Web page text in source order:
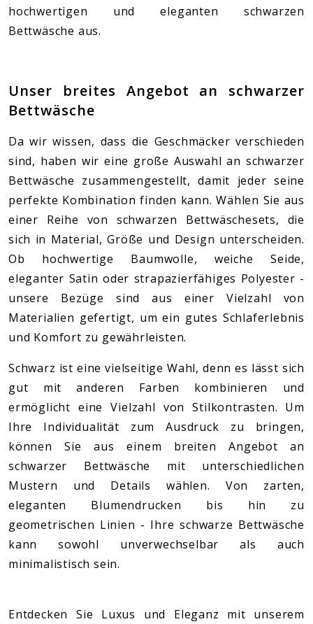
hochwertigen und eleganten schwarzen
Bettwäsche aus.
Unser breites Angebot an schwarzer
Bettwäsche
Da wir wissen, dass die Geschmäcker verschieden
sind, haben wir eine große Auswahl an schwarzer
Bettwäsche zusammengestellt, damit jeder seine
perfekte Kombination finden kann. Wählen Sie aus
einer Reihe von schwarzen Bettwäschesets, die
sich in Material, Größe und Design unterscheiden.
Ob hochwertige Baumwolle, weiche Seide,
eleganter Satin oder strapazierfähiges Polyester -
unsere Bezüge sind aus einer Vielzahl von
Materialien gefertigt, um ein gutes Schlaferlebnis
und Komfort zu gewährleisten.
Schwarz ist eine vielseitige Wahl, denn es lässt sich
gut mit anderen Farben kombinieren und
ermöglicht eine Vielzahl von Stilkontrasten. Um
Ihre Individualität zum Ausdruck zu bringen,
können Sie aus einem breiten Angebot an
schwarzer Bettwäsche mit unterschiedlichen
Mustern und Details wählen. Von zarten,
eleganten Blumendrucken bis hin zu
geometrischen Linien - Ihre schwarze Bettwäsche
kann sowohl unverwechselbar als auch
minimalistisch sein.
Entdecken Sie Luxus und Eleganz mit unserem